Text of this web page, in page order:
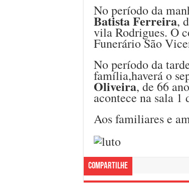
No período da
Batista Ferreira,
vila Rodrigues. O
Funerário São
No período da
família,haverá o
Oliveira, de 66
acontece na sala
Aos familiares e
Compartilhe